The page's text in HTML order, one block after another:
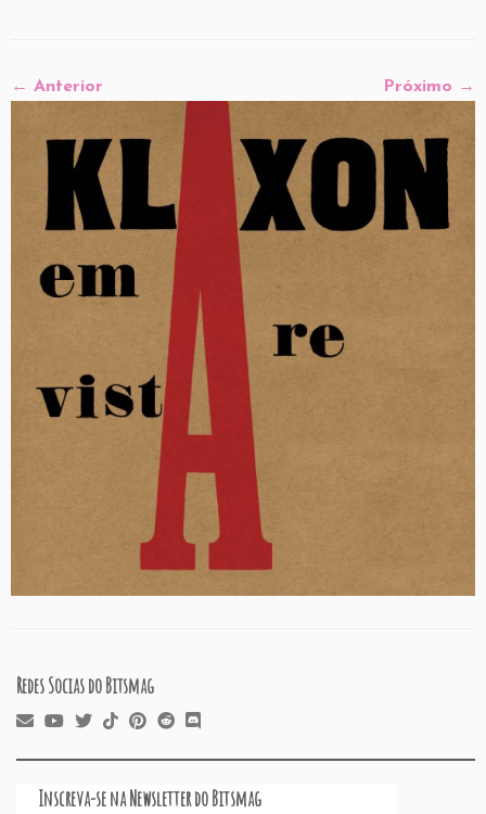
← Anterior Próximo →
Redes Socias do Bitsmag
Inscreva-se na Newsletter do Bitsmag